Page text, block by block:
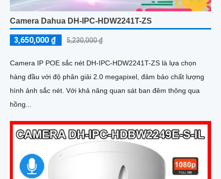
Camera Dahua DH-IPC-HDW2241T-ZS
3,650,000 ₫ 5,230,000 ₫
Camera IP POE sắc nét DH-IPC-HDW2241T-ZS là lựa chọn
hàng đầu với độ phân giải 2.0 megapixel, đảm bảo chất lượng
hình ảnh sắc nét. Với khả năng quan sát ban đêm thông qua
hồng...